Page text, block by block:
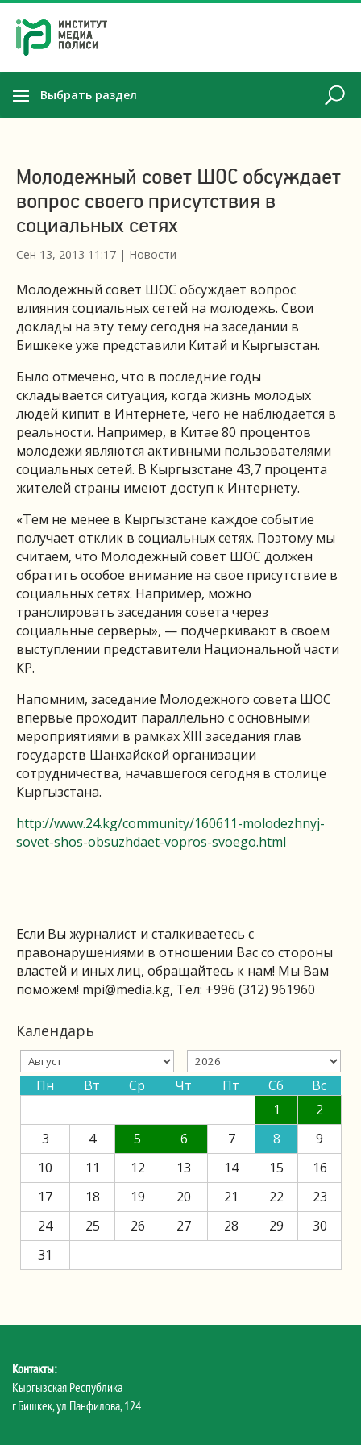
Выбрать раздел
Молодежный совет ШОС обсуждает
вопрос своего присутствия в
социальных сетях
Сен 13, 2013 11:17 | Новости
Молодежный совет ШОС обсуждает вопрос
влияния социальных сетей на молодежь. Свои
доклады на эту тему сегодня на заседании в
Бишкеке уже представили Китай и Кыргызстан.
Было отмечено, что в последние годы
складывается ситуация, когда жизнь молодых
людей кипит в Интернете, чего не наблюдается в
реальности. Например, в Китае 80 процентов
молодежи являются активными пользователями
социальных сетей. В Кыргызстане 43,7 процента
жителей страны имеют доступ к Интернету.
«Тем не менее в Кыргызстане каждое событие
получает отклик в социальных сетях. Поэтому мы
считаем, что Молодежный совет ШОС должен
обратить особое внимание на свое присутствие в
социальных сетях. Например, можно
транслировать заседания совета через
социальные серверы», — подчеркивают в своем
выступлении представители Национальной части
КР.
Напомним, заседание Молодежного совета ШОС
впервые проходит параллельно с основными
мероприятиями в рамках XIII заседания глав
государств Шанхайской организации
сотрудничества, начавшегося сегодня в столице
Кыргызстана.
http://www.24.kg/community/160611-molodezhnyj-
sovet-shos-obsuzhdaet-vopros-svoego.html
Если Вы журналист и сталкиваетесь с
правонарушениями в отношении Вас со стороны
властей и иных лиц, обращайтесь к нам! Мы Вам
поможем! mpi@media.kg, Тел: +996 (312) 961960
Календарь
Пн Вт Ср Чт Пт Сб
Вс
1
2
3
4 5 6 7 8
9
10
11 12 13 14 15
16
17
18 19 20 21 22
23
24
25 26 27 28 29
30
31
Контакты:
Кыргызская Республика
г.Бишкек, ул.Панфилова, 124